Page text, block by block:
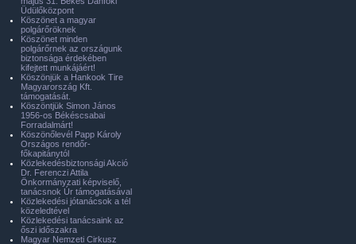
Üdülőközpont
Köszönet a magyar
polgárőröknek
Köszönet minden
polgárőrnek az országunk
biztonsága érdekében
kifejtett munkájáért!
Köszönjük a Hankook Tire
Magyarország Kft.
támogatását.
Köszöntjük Simon János
1956-os Békéscsabai
Forradalmárt!
Köszönőlevél Papp Károly
Országos rendőr-
főkapitánytól
Közlekedésbiztonsági Akció
Dr. Ferenczi Attila
Önkormányzati képviselő,
tanácsnok Úr támogatásával
Közlekedési jótanácsok a tél
közeledtével
Közlekedési tanácsaink az
őszi időszakra
Magyar Nemzeti Cirkusz